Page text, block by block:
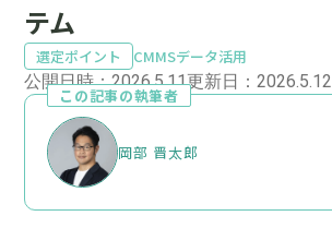
テム
選定ポイント CMMSデータ活用
公開日時：2026.5.11更新日：2026.5.12
岡部 晋太郎
この記事の執筆者